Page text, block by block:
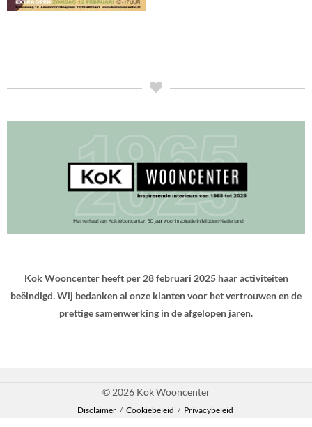
Kok Wooncenter heeft per 28 februari 2025 haar activiteiten
beëindigd. Wij bedanken al onze klanten voor het vertrouwen en de
prettige samenwerking in de afgelopen jaren.
© 2026 Kok Wooncenter
Disclaimer / Cookiebeleid / Privacybeleid